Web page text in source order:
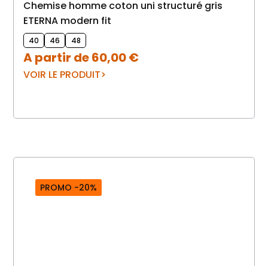
chemise homme coton uni structuré gris
ETERNA modern fit
40 46 48
A partir de60,00€
VOIR LE PRODUIT
PROMO -20%